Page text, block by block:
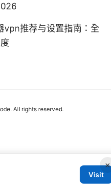
vpn推荐与设置指南：全
×
Visit
All rights reserved.